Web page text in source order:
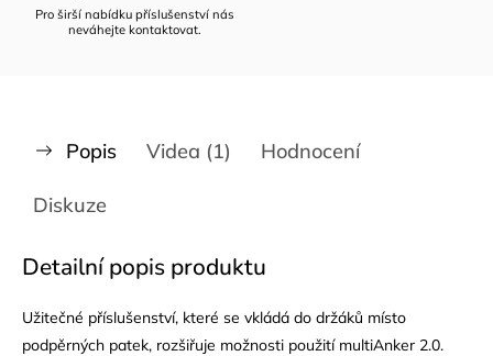
Pro širší nabídku příslušenství nás
neváhejte kontaktovat.
Popis Videa (1) Hodnocení
Diskuze
Detailní popis produktu
Užitečné příslušenství, které se vkládá do držáků místo
podpěrných patek, rozšiřuje možnosti použití multiAnker 2.0.